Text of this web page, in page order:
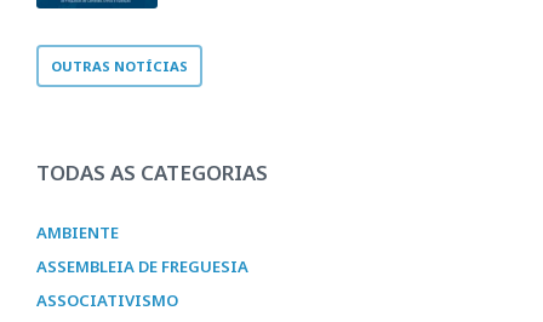
OUTRAS NOTÍCIAS
TODAS AS CATEGORIAS
AMBIENTE
ASSEMBLEIA DE FREGUESIA
ASSOCIATIVISMO